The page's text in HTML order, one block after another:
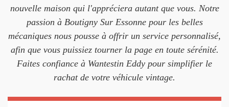
nouvelle maison qui l'appréciera autant que vous. Notre
passion à Boutigny Sur Essonne pour les belles
mécaniques nous pousse à offrir un service personnalisé,
afin que vous puissiez tourner la page en toute sérénité.
Faites confiance à Wantestin Eddy pour simplifier le
rachat de votre véhicule vintage.